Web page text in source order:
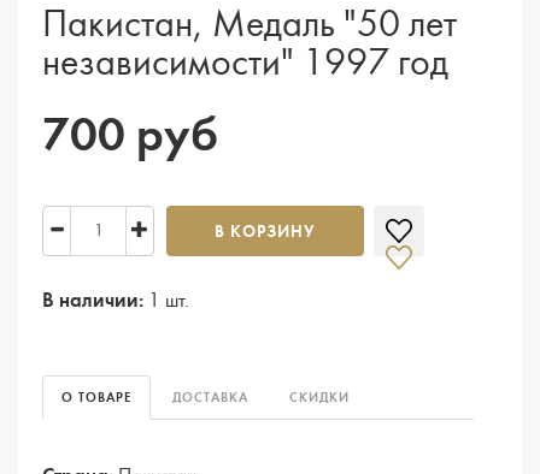
Пакистан, Медаль "50 лет
независимости" 1997 год
700 руб
В КОРЗИНУ
В наличии: 1 шт.
О ТОВАРЕ ДОСТАВКА СКИДКИ